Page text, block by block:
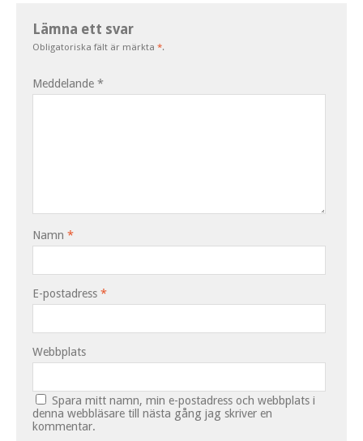
Lämna ett svar
Obligatoriska fält är märkta *.
Meddelande *
Namn *
E-postadress *
Webbplats
Spara mitt namn, min e-postadress och webbplats i
denna webbläsare till nästa gång jag skriver en
kommentar.